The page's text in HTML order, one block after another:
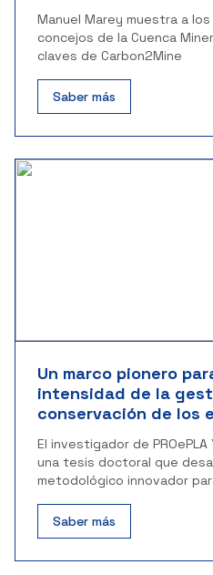
Manuel Marey muestra a
concejos de la Cuenca
claves de Carbon2Mine
Saber más
Un marco pionero
intensidad de la
conservación de los
El investigador de PROePLA Yago
una tesis doctoral que
metodológico innovador
Saber más